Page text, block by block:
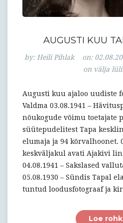
AUGUSTI KUU
by: Heili Pihlak on:
on välja
Augusti kuu ajaloo uudiste
Valdma 03.08.1941 –
nõukogude võimu toetajate
süütepudelitest Tapa
elumaja ja 94 kõrvalhoonet.
keskväljakul avati Ajakivi
04.08.1941 – Sakslased
05.08.1930 – Sündis Tapal
tuntud loodusfotograaf ja
Loe